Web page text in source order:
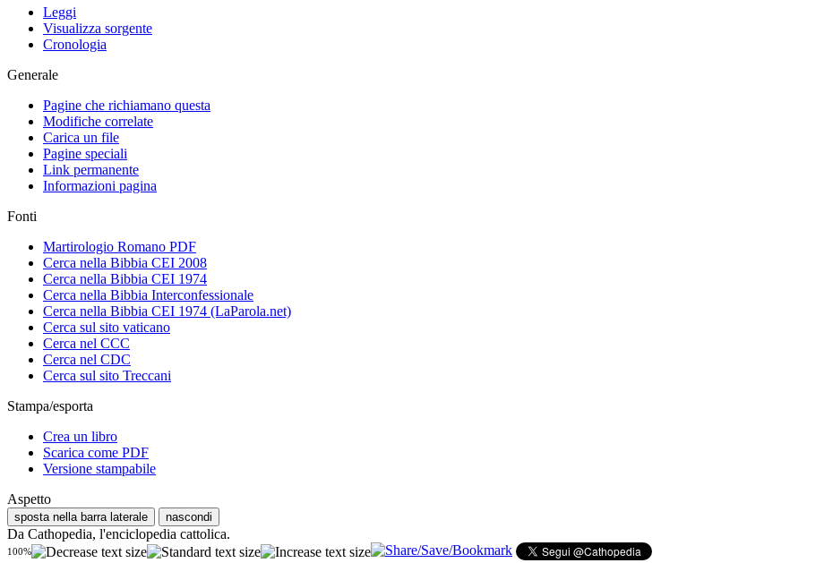
Leggi
Visualizza sorgente
Cronologia
Generale
Pagine che richiamano questa
Modifiche correlate
Carica un file
Pagine speciali
Link permanente
Informazioni pagina
Fonti
Martirologio Romano PDF
Cerca nella Bibbia CEI 2008
Cerca nella Bibbia CEI 1974
Cerca nella Bibbia Interconfessionale
Cerca nella Bibbia CEI 1974 (LaParola.net)
Cerca sul sito vaticano
Cerca nel CCC
Cerca nel CDC
Cerca sul sito Treccani
Stampa/esporta
Crea un libro
Scarica come PDF
Versione stampabile
Aspetto
sposta nella barra laterale nascondi
Da Cathopedia, l'enciclopedia cattolica.
100%